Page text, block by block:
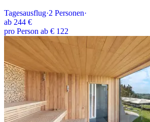
Tagesausflug·2 Personen·
ab 244 €
pro Person ab € 122